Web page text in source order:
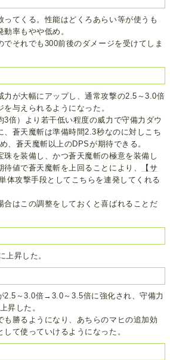
ってくる。性能はどくろあらい等が使うも
率もやや低め。
でそれでも300前後のダメージを受けてしま
力が大幅にアップし、通常攻撃の2.5～3.0倍
を与えられるようになった。
3倍）より若干低い程度の威力で守備力ダウ
、蒼天魔斬は準備時間2.3秒なのに対しこち
、蒼天魔斬以上のDPSが期待できる。
珠を装備し、かつ蒼天魔斬の極意を装備し
値で蒼天魔斬を上回ることにより、
【サ
体攻撃手段としてこちらを連発してくれる
合はこの調整をしておくと喜ばれることだ
上昇した。
2.5～3.0倍→3.0～3.5倍に強化され、守備力
昇した。
も勝るようになり、あちらのマヒの追加効
て使っていけるようになった。